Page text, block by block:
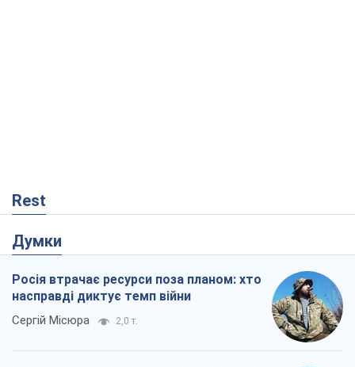
Rest
Думки
Росія втрачає ресурси поза планом: хто
насправді диктує темп війни
Сергій Місюра 2,0 т.